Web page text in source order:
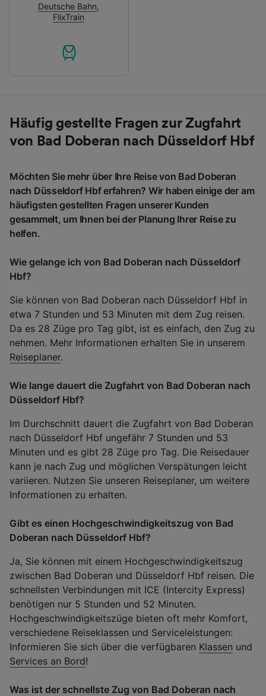
Deutsche Bahn,
FlixTrain
Häufig gestellte Fragen zur Zugfahrt
von Bad Doberan nach Düsseldorf Hbf
Möchten Sie mehr über Ihre Reise von Bad Doberan
nach Düsseldorf Hbf erfahren? Wir haben einige der am
häufigsten gestellten Fragen unserer Kunden
gesammelt, um Ihnen bei der Planung Ihrer Reise zu
helfen.
Wie gelange ich von Bad Doberan nach Düsseldorf
Hbf?
Sie können von Bad Doberan nach Düsseldorf Hbf in
etwa 7 Stunden und 53 Minuten mit dem Zug reisen.
Da es 28 Züge pro Tag gibt, ist es einfach, den Zug zu
nehmen. Mehr Informationen erhalten Sie in unserem
Reiseplaner.
Wie lange dauert die Zugfahrt von Bad Doberan nach
Düsseldorf Hbf?
Im Durchschnitt dauert die Zugfahrt von Bad Doberan
nach Düsseldorf Hbf ungefähr 7 Stunden und 53
Minuten und es gibt 28 Züge pro Tag. Die Reisedauer
kann je nach Zug und möglichen Verspätungen leicht
variieren. Nutzen Sie unseren Reiseplaner, um weitere
Informationen zu erhalten.
Gibt es einen Hochgeschwindigkeitszug von Bad
Doberan nach Düsseldorf Hbf?
Ja, Sie können mit einem Hochgeschwindigkeitszug
zwischen Bad Doberan und Düsseldorf Hbf reisen. Die
schnellsten Verbindungen mit ICE (Intercity Express)
benötigen nur 5 Stunden und 52 Minuten.
Hochgeschwindigkeitszüge bieten oft mehr Komfort,
verschiedene Reiseklassen und Serviceleistungen:
Informieren Sie sich über die verfügbaren Klassen und
Services an Bord!
Was ist der schnellste Zug von Bad Doberan nach